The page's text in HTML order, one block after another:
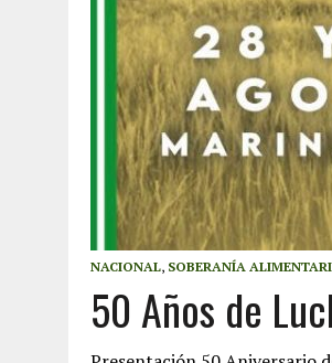
NACIONAL, SOBERANÍA
50 Años de